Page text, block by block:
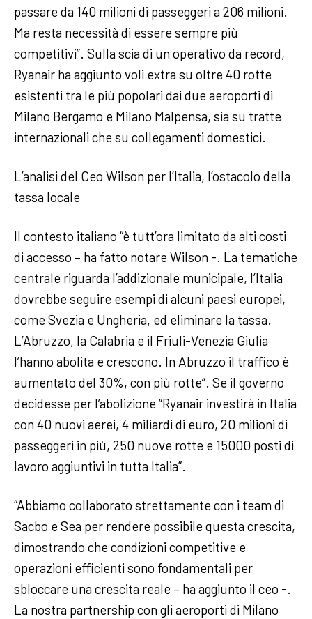
passare da 140 milioni di passeggeri a 206 milioni.
Ma resta necessità di essere sempre più
competitivi”. Sulla scia di un operativo da record,
Ryanair ha aggiunto voli extra su oltre 40 rotte
esistenti tra le più popolari dai due aeroporti di
Milano Bergamo e Milano Malpensa, sia su tratte
internazionali che su collegamenti domestici.
L’analisi del Ceo Wilson per l’Italia, l’ostacolo della
tassa locale
Il contesto italiano “è tutt’ora limitato da alti costi
di accesso – ha fatto notare Wilson -. La tematiche
centrale riguarda l’addizionale municipale, l’Italia
dovrebbe seguire esempi di alcuni paesi europei,
come Svezia e Ungheria, ed eliminare la tassa.
L’Abruzzo, la Calabria e il Friuli-Venezia Giulia
l’hanno abolita e crescono. In Abruzzo il traffico è
aumentato del 30%, con più rotte”. Se il governo
decidesse per l’abolizione “Ryanair investirà in Italia
con 40 nuovi aerei, 4 miliardi di euro, 20 milioni di
passeggeri in più, 250 nuove rotte e 15000 posti di
lavoro aggiuntivi in tutta Italia”.
“Abbiamo collaborato strettamente con i team di
Sacbo e Sea per rendere possibile questa crescita,
dimostrando che condizioni competitive e
operazioni efficienti sono fondamentali per
sbloccare una crescita reale – ha aggiunto il ceo -.
La nostra partnership con gli aeroporti di Milano